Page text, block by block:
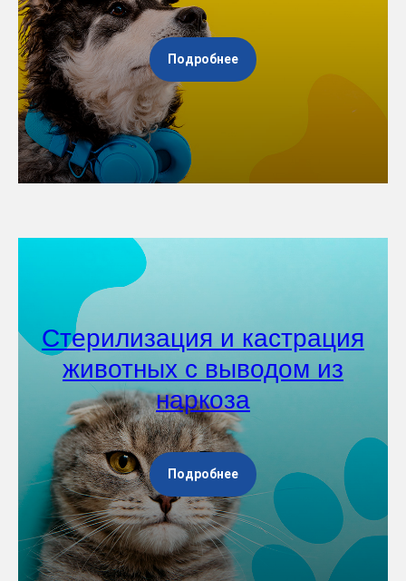
Подробнее
Стерилизация и кастрация
животных с выводом из
наркоза
Подробнее